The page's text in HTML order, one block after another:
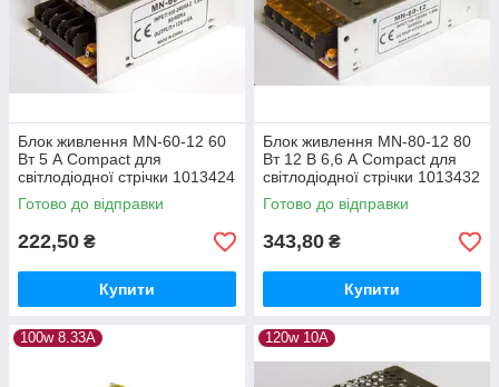
Блок живлення MN-60-12 60
Вт 5 А Compact для
світлодіодної стрічки 1013424
Готово до відправки
222,50 ₴
Купити
Блок живлення MN-80-12 80
Вт 12 В 6,6 А Compact для
світлодіодної стрічки 1013432
Готово до відправки
343,80 ₴
Купити
100w 8.33A 120w 10A